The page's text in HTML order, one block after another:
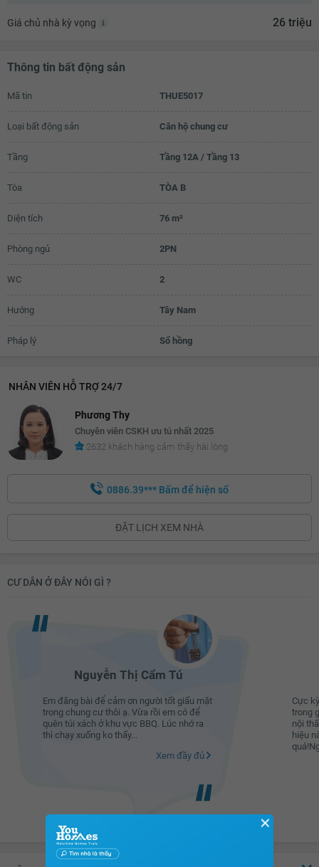
23.1 triệu
23.2 triệu
23.3 triệu
23.7 triệu
23.8 triệu
23.9 triệu
24.4 triệu
24.6 triệu
25.1 triệu
25.2 triệu
25.3 triệu
25.5 triệu
25.8 triệu
25.9 triệu
Giá chủ nhà kỳ vọng 26 triệu
Thông tin bất động sản
Mã tin THUE5017
Loại bất động sản Căn hộ chung cư
Tầng Tầng 12A / Tầng 13
Tòa TÒA B
Diện tích 76 m²
Phòng ngủ 2PN
WC 2
Hướng Tây Nam
Pháp lý Sổ hồng
NHÂN VIÊN HỖ TRỢ 24/7
Phương Thy
Chuyên viên CSKH ưu tú nhất 2025
2632 khách hàng cảm thấy hài lòng
0886.39*** Bấm để hiện số
ĐẶT LỊCH XEM NHÀ
CƯ DÂN Ở ĐÂY NÓI GÌ ?
Nguyễn Thị Cẩm Tú
Em đăng bài để cảm ơn người tốt giấu mặt
trong chung cư thôi ạ. Vừa rồi em có để
quên túi xách ở khu vực BBQ. Lúc nhớ ra
thì chạy xuống ko thấy...
Xem đầy đủ
Cực
trong
nội
hiệu
✕